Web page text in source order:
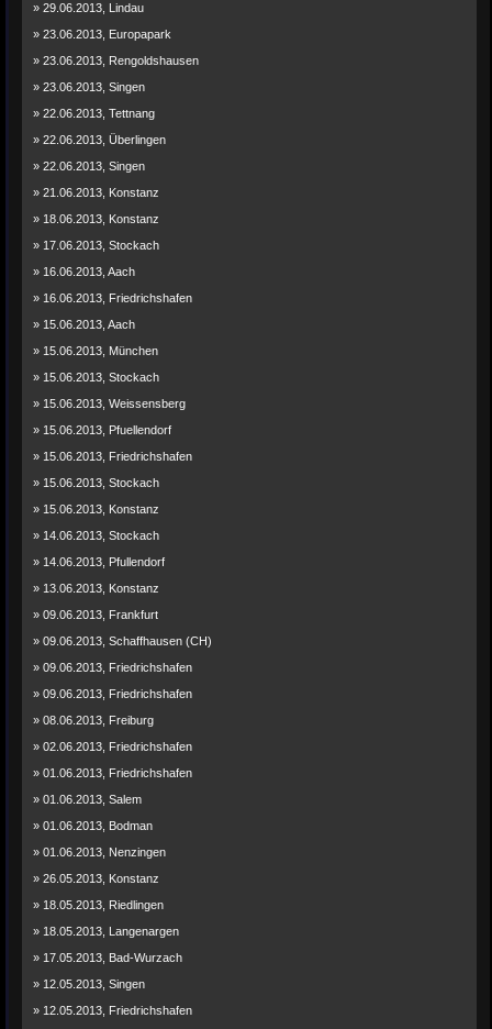
» 29.06.2013, Lindau
» 23.06.2013, Europapark
» 23.06.2013, Rengoldshausen
» 23.06.2013, Singen
» 22.06.2013, Tettnang
» 22.06.2013, Überlingen
» 22.06.2013, Singen
» 21.06.2013, Konstanz
» 18.06.2013, Konstanz
» 17.06.2013, Stockach
» 16.06.2013, Aach
» 16.06.2013, Friedrichshafen
» 15.06.2013, Aach
» 15.06.2013, München
» 15.06.2013, Stockach
» 15.06.2013, Weissensberg
» 15.06.2013, Pfuellendorf
» 15.06.2013, Friedrichshafen
» 15.06.2013, Stockach
» 15.06.2013, Konstanz
» 14.06.2013, Stockach
» 14.06.2013, Pfullendorf
» 13.06.2013, Konstanz
» 09.06.2013, Frankfurt
» 09.06.2013, Schaffhausen (CH)
» 09.06.2013, Friedrichshafen
» 09.06.2013, Friedrichshafen
» 08.06.2013, Freiburg
» 02.06.2013, Friedrichshafen
» 01.06.2013, Friedrichshafen
» 01.06.2013, Salem
» 01.06.2013, Bodman
» 01.06.2013, Nenzingen
» 26.05.2013, Konstanz
» 18.05.2013, Riedlingen
» 18.05.2013, Langenargen
» 17.05.2013, Bad-Wurzach
» 12.05.2013, Singen
» 12.05.2013, Friedrichshafen